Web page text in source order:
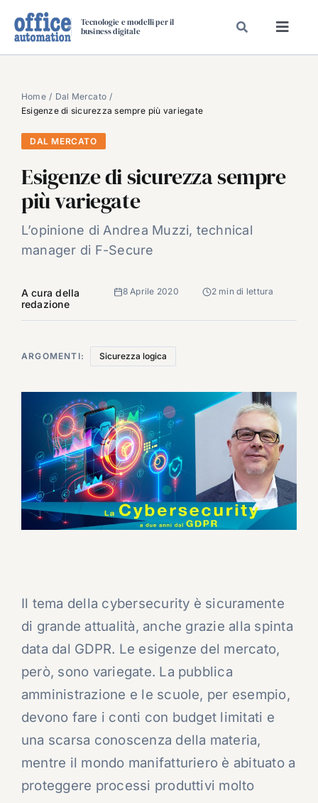
Tecnologie e modelli per il
business digitale
SPECIAL PAPER
TAVOLE ROTONDE DI REDAZIONE
DAL MERCATO
CARRIERE
VIDEO
EVENTI
CHI SIAMO
Home
Dal Mercato
Esigenze di sicurezza sempre più variegate
DAL MERCATO
Esigenze di sicurezza sempre
più variegate
L’opinione di Andrea Muzzi, technical
manager di F-Secure
A cura della
redazione
8 Aprile 2020 2 min di lettura
ARGOMENTI: Sicurezza logica
Il tema della cybersecurity è sicuramente
di grande attualità, anche grazie alla spinta
data dal GDPR. Le esigenze del mercato,
però, sono variegate. La pubblica
amministrazione e le scuole, per esempio,
devono fare i conti con budget limitati e
una scarsa conoscenza della materia,
mentre il mondo manifatturiero è abituato a
proteggere processi produttivi molto